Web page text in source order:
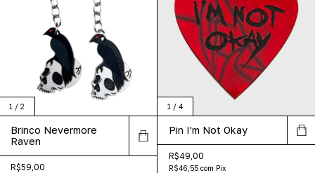
1 / 2
Brinco Nevermore
Raven
R$59,00
1 / 4
Pin I'm Not Okay
R$49,00
R$46,55 com Pix